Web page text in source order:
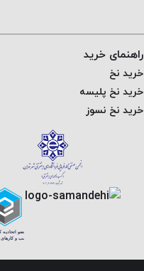
راهنمای خرید
خرید نخ
خرید نخ پلیسه
خرید نخ نسوز